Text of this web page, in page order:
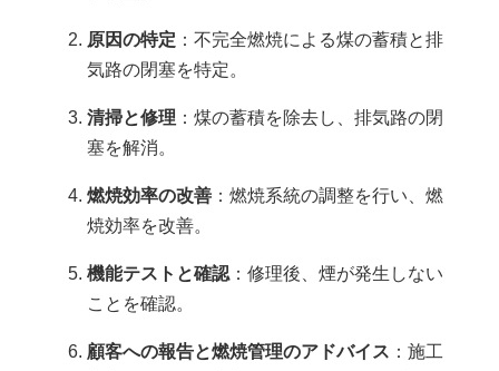
原因の特定 ：不完全燃焼による煤の蓄積と排
気路の閉塞を特定。
清掃と修理 ：煤の蓄積を除去し、排気路の閉
塞を解消。
燃焼効率の改善 ：燃焼系統の調整を行い、燃
焼効率を改善。
機能テストと確認 ：修理後、煙が発生しない
ことを確認。
顧客への報告と燃焼管理のアドバイス ：施工